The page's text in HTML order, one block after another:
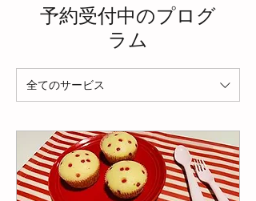
予約受付中のプログ
ラム
全てのサービス